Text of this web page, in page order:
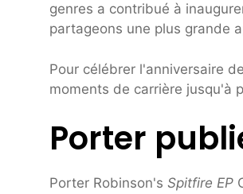
genres a contribué à
partageons une plus grande
Pour célébrer l'anniversaire
moments de carrière jusqu'à
Porter
Porter Robinson's Spitfire EP